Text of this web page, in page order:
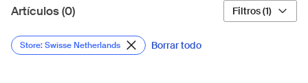
Artículos (0) Filtros (1)
Store: Swisse Netherlands Borrar todo